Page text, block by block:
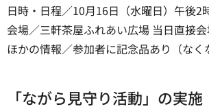
日時・日程／10月16日（水曜日）午後2
会場／三軒茶屋ふれあい広場 当日直接
ほかの情報／参加者に記念品あり（なく
「ながら見守り活動」の実施